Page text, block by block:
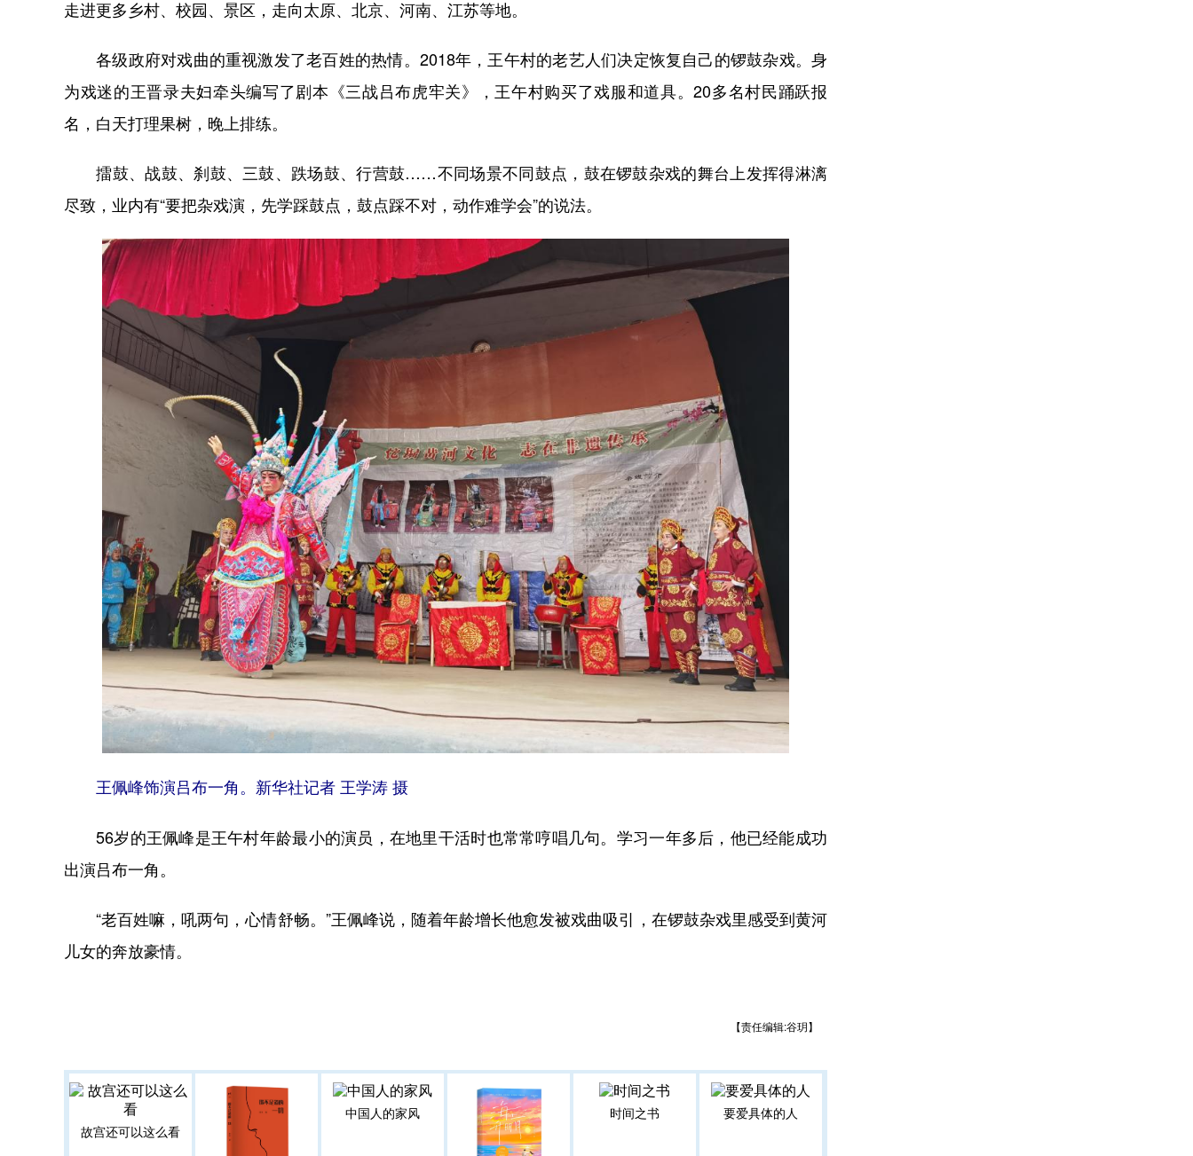
走进更多乡村、校园、景区，走向太原、北京、河南、江苏等地。
各级政府对戏曲的重视激发了老百姓的热情。2018年，王午村的老艺人们决定恢复自己的锣鼓杂戏。身
为戏迷的王晋录夫妇牵头编写了剧本《三战吕布虎牢关》，王午村购买了戏服和道具。20多名村民踊跃报
名，白天打理果树，晚上排练。
擂鼓、战鼓、刹鼓、三鼓、跌场鼓、行营鼓……不同场景不同鼓点，鼓在锣鼓杂戏的舞台上发挥得淋漓
尽致，业内有“要把杂戏演，先学踩鼓点，鼓点踩不对，动作难学会”的说法。
王佩峰饰演吕布一角。新华社记者 王学涛 摄
56岁的王佩峰是王午村年龄最小的演员，在地里干活时也常常哼唱几句。学习一年多后，他已经能成功
出演吕布一角。
“老百姓嘛，吼两句，心情舒畅。”王佩峰说，随着年龄增长他愈发被戏曲吸引，在锣鼓杂戏里感受到黄河
儿女的奔放豪情。
【责任编辑:谷玥】
故宫还可以这么看
中国人的家风 时间之书 要爱具体的人